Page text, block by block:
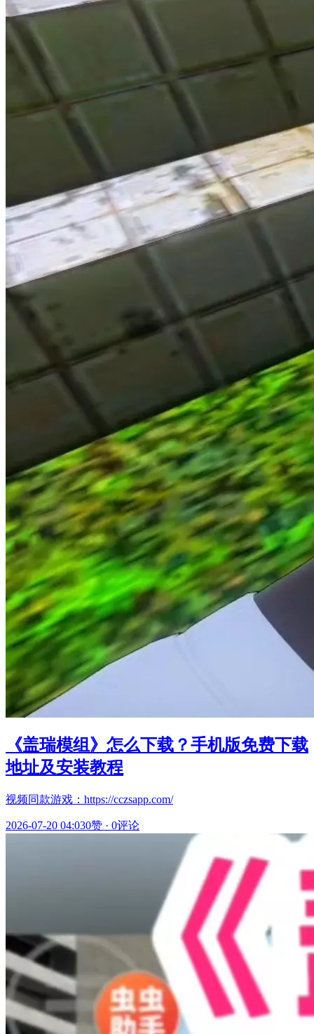
《盖瑞模组》怎么下载？手机版免费下载
地址及安装教程
视频同款游戏：https://cczsapp.com/
2026-07-20 04:030赞 · 0评论